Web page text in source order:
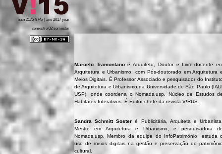
issn 2175-974x | ano 2017 year
semestre 02 semester
Marcelo Tramontanoé Arquiteto, Doutor e Livre-docente
Arquitetura e Urbanismo, com Pós-doutorado em Arquitetura
Meios Digitais. É Professor Associado e pesquisador do
de Arquitetura e Urbanismo da Universidade de São Paulo
USP), onde coordena o Nomads.usp, Núcleo de Estudos
Habitares Interativos. É Editor-chefe da revista V!RUS.
Sandra Schmitt Soster é Publicitária, Arquiteta e
Mestre em Arquitetura e Urbanismo, e pesquisadora
Nomads.usp. Membro da equipe do InfoPatrimônio, estuda
uso de meios digitais na gestão e preservação do
cultural.